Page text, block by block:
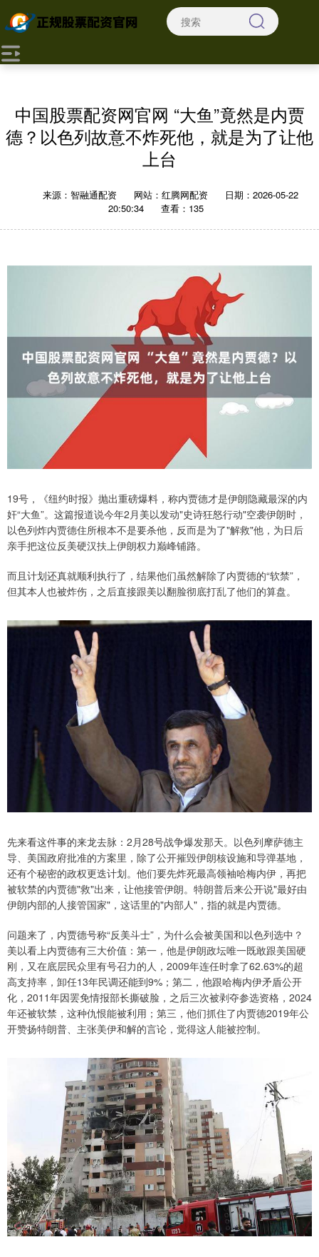
中国股票配资网官网 “大鱼”竟然是内贾
德？以色列故意不炸死他，就是为了让他
上台
来源：智融通配资 网站：红腾网配资
日期：2026-05-22
20:50:34
查看：135
19号，《纽约时报》抛出重磅爆料，称内贾德才是伊朗隐藏最深的内
奸“大鱼”。这篇报道说今年2月美以发动"史诗狂怒行动"空袭伊朗时，
以色列炸内贾德住所根本不是要杀他，反而是为了"解救"他，为日后
亲手把这位反美硬汉扶上伊朗权力巅峰铺路。
而且计划还真就顺利执行了，结果他们虽然解除了内贾德的“软禁”，
但其本人也被炸伤，之后直接跟美以翻脸彻底打乱了他们的算盘。
先来看这件事的来龙去脉：2月28号战争爆发那天。以色列摩萨德主
导、美国政府批准的方案里，除了公开摧毁伊朗核设施和导弹基地，
还有个秘密的政权更迭计划。他们要先炸死最高领袖哈梅内伊，再把
被软禁的内贾德"救"出来，让他接管伊朗。特朗普后来公开说"最好由
伊朗内部的人接管国家"，这话里的"内部人"，指的就是内贾德。
问题来了，内贾德号称“反美斗士”，为什么会被美国和以色列选中？
美以看上内贾德有三大价值：第一，他是伊朗政坛唯一既敢跟美国硬
刚，又在底层民众里有号召力的人，2009年连任时拿了62.63%的超
高支持率，卸任13年民调还能到9%；第二，他跟哈梅内伊矛盾公开
化，2011年因罢免情报部长撕破脸，之后三次被剥夺参选资格，2024
年还被软禁，这种仇恨能被利用；第三，他们抓住了内贾德2019年公
开赞扬特朗普、主张美伊和解的言论，觉得这人能被控制。